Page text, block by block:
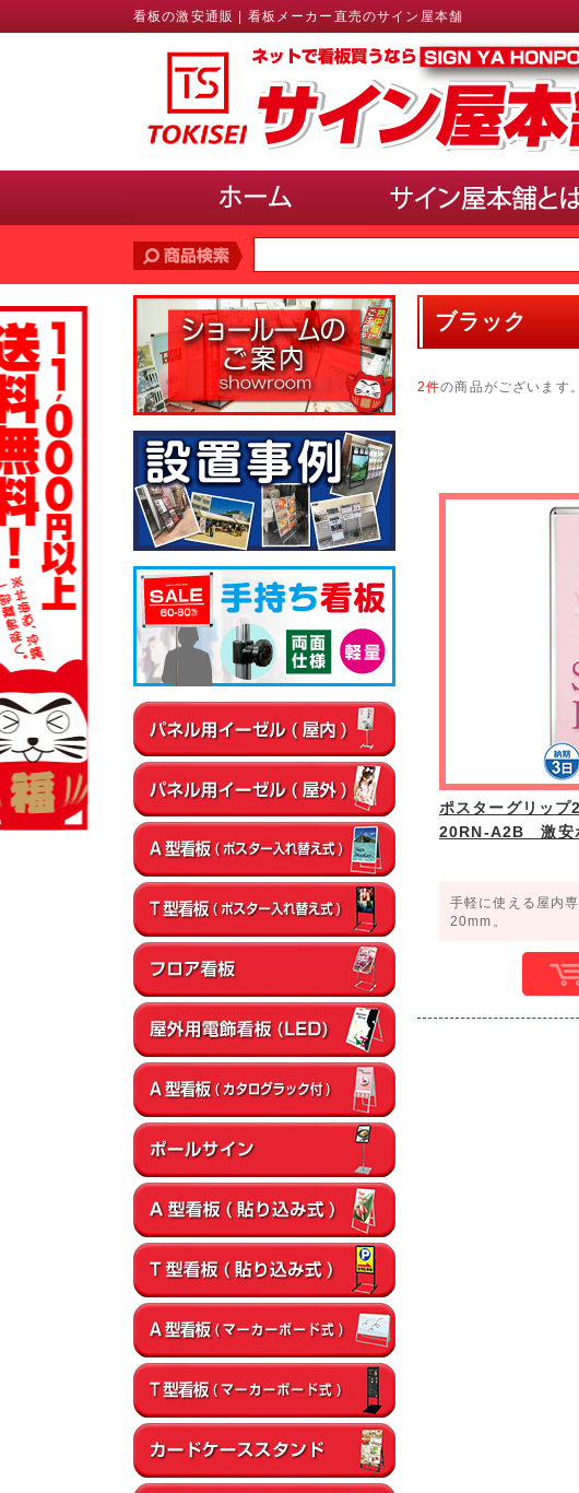
看板の激安通販 | 看板メーカー直売のサイン屋本舗
価格帯で探す
10,000円未満
10,000円〜20,000円
20,000円〜
30,000円〜40,000円
40,000円〜50,000円 50,000円
サインのサイズで選ぶ(ポスター、パネル)
A3以下
B3・A2・B2 A1・B1
使用場所で選ぶ
▼屋内
通路
店内・フロア 卓上・カウンター
エ
▼屋外
店舗前
イベント会場 エントランス
ブラック
2件の商品がございます。
ポスターグリッ
20RN-A2B 激安
手軽に使える屋内
20mm。